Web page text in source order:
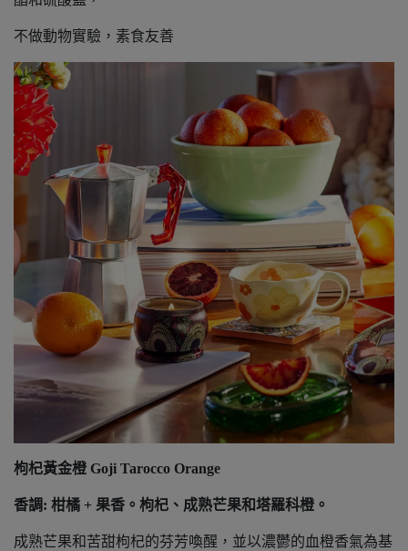
不做動物實驗，素食友善
枸杞黃金橙 Goji Tarocco Orange
香調: 柑橘 + 果香。枸杞、成熟芒果和塔羅科橙。
成熟芒果和苦甜枸杞的芬芳喚醒，並以濃鬱的血橙香氣為基